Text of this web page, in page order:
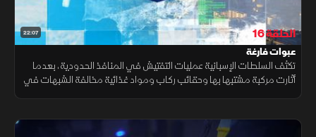
22:07 الحلقة 16
عبوات فارغة
تكثف السلطات الإسبانية عمليات التفتيش في المنافذ الحدودية، بعدما
أثارت مركبة مشتبها بها وحقائب ركاب ومواد غذائية مخالفة الشبهات في